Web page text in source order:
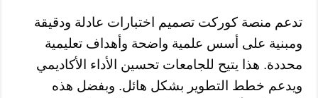
تدعم منصة كوركت تصميم اختبارات عادلة ودقيقة
ومبنية على أسس علمية واضحة وأهداف تعليمية
محددة. هذا يتيح للجامعات تحسين الأداء الأكاديمي
ويدعم خطط التطوير بشكل هائل. وبفضل هذه